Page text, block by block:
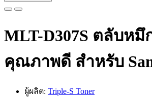
MLT-D307S ตลับหมึ
คุณภาพดี สำหรับ
ผู้ผลิต: Triple-S Toner